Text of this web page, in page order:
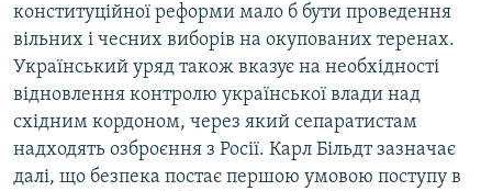
конституційної реформи мало б бути проведення
вільних і чесних виборів на окупованих теренах.
Український уряд також вказує на необхідності
відновлення контролю української влади над
східним кордоном, через який сепаратистам
надходять озброєння з Росії. Карл Більдт зазначає
далі, що безпека постає першою умовою поступу в